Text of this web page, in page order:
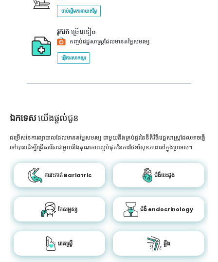
ចាប់ផ្តើមការវាយតម្លៃ
រុករក ច្រើនទៀត
កញ្ចប់វេជ្ជសាស្ត្រដែលមានតម្លៃសមរម្យ
ផ្ញើការសាកសួរ
ឯកទេសយើងផ្តល់ជូន
ជម្រើសនៃការព្យាបាលដែលមានតម្លៃសមរម្យ ជាមួយនឹងគ្រប់ជួរនៃនីតិវិធីវេជ្ជសាស្រ្តដែលអាចធ្វើ
ទៅបានដើម្បីជ្រើសរើសជាមួយនឹងគុណភាពល្អបំផុតនៃការថែទាំសុខភាពនៅក្នុងប្រទេស។
ការវះកាត់ Bariatric ជំងឺបេះដូង
កែសម្ផស្ស ជំងឺ endocrinology
រោគស្ត្រី ឆ្អឹង